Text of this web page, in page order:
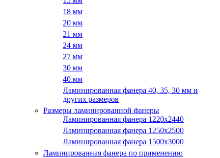
18 мм
20 мм
21 мм
24 мм
27 мм
30 мм
40 мм
Ламинированная фанера 40, 35, 30 мм и
других размеров
Размеры ламинированной фанеры
Ламинированная фанера 1220x2440
Ламинированная фанера 1250х2500
Ламинированная фанера 1500x3000
Ламинированная фанера по применению